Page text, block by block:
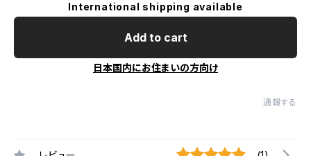
International shipping available
Add to cart
日本国内にお住まいの方向け
通報する